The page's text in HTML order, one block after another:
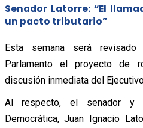
Senador Latorre: “El
un pacto tributario”
Esta semana será
Parlamento el proyecto de
discusión inmediata del
Al respecto, el senador y
Democrática, Juan Ignacio